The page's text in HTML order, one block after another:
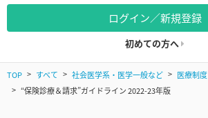
ログイン／新規登録
初めての方へ
TOP すべて 社会医学系・医学一般など
医療制
“保険診療＆請求”ガイドライン 2022-23年版